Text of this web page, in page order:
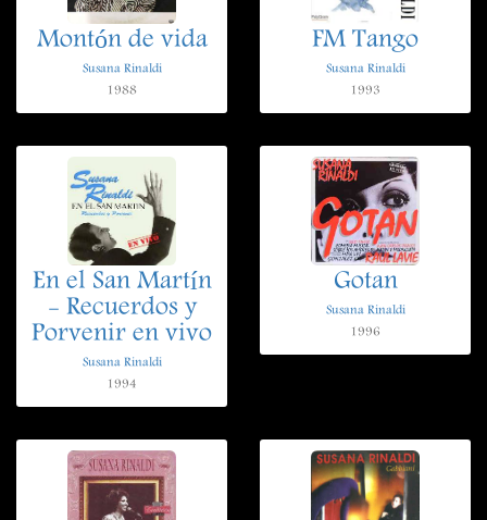
Montón de vida
Susana Rinaldi
1988
FM Tango
Susana Rinaldi
1993
En el San Martín
- Recuerdos y
Porvenir en vivo
Susana Rinaldi
1994
Gotan
Susana Rinaldi
1996